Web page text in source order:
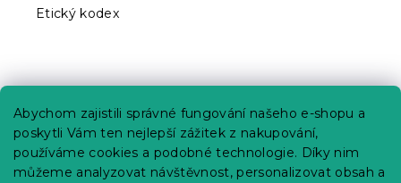
Abychom zajistili správné fungování našeho e-shopu a
poskytli Vám ten nejlepší zážitek z nakupování,
používáme cookies a podobné technologie. Díky nim
můžeme analyzovat návštěvnost, personalizovat obsah a
Etický kodex
Kariéra
Poptávky a B2B spolupráce